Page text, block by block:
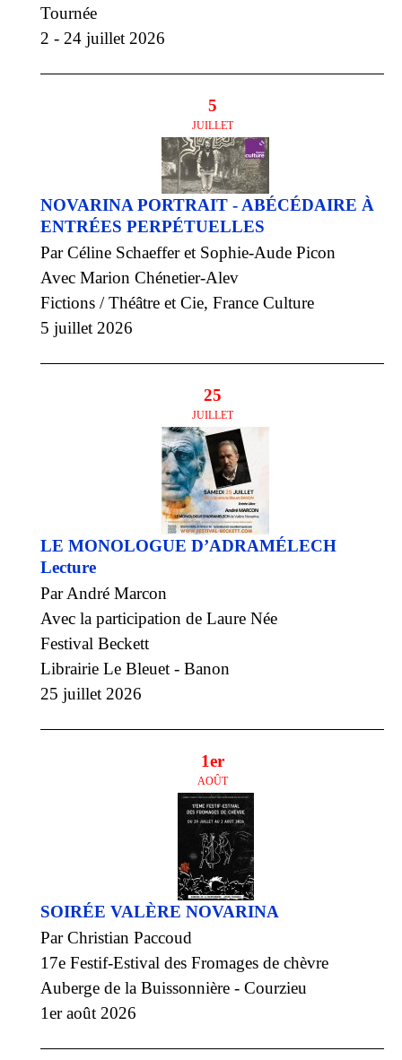
Tournée
2 - 24 juillet 2026
5
JUILLET
NOVARINA PORTRAIT - ABÉCÉDAIRE À
ENTRÉES PERPÉTUELLES
Par Céline Schaeffer et Sophie-Aude Picon
Avec Marion Chénetier-Alev
Fictions / Théâtre et Cie, France Culture
5 juillet 2026
25
JUILLET
LE MONOLOGUE D’ADRAMÉLECH
Lecture
Par André Marcon
Avec la participation de Laure Née
Festival Beckett
Librairie Le Bleuet - Banon
25 juillet 2026
1er
AOÛT
SOIRÉE VALÈRE NOVARINA
Par Christian Paccoud
17e Festif-Estival des Fromages de chèvre
Auberge de la Buissonnière - Courzieu
1er août 2026